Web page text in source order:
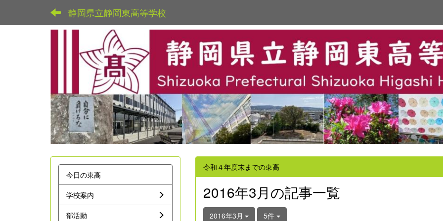
静岡県立静岡東高等学校
令和４年度末までの東高
2016年3月の記事一覧
2016年3月 5件
今日の東高
学校案内
部活動